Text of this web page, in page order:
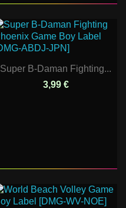
Super B-Daman Fighting...
3,99 €